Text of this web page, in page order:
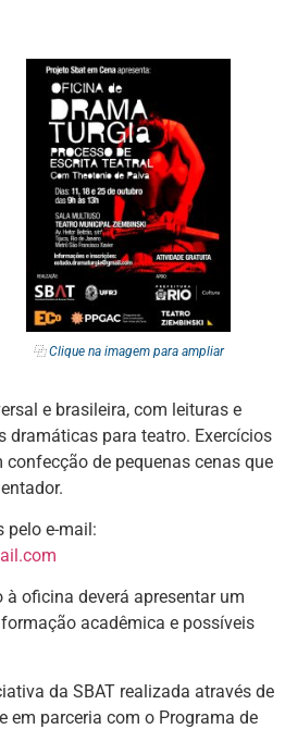
⿻Clique na imagem para ampliar
e brasileira, com leituras e
dramáticas para teatro. Exercícios
de pequenas cenas que
pelo e-mail:
oficina deverá apresentar um
acadêmica e possíveis
da SBAT realizada através de
em parceria com o Programa de